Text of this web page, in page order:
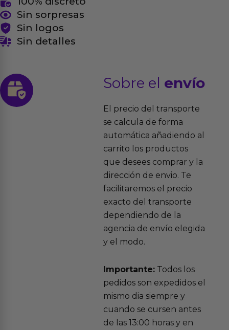
Sin sorpresas
Sin logos
Sin detalles
Sobre el envío
El precio del transporte
se calcula de forma
automática añadiendo al
carrito los productos
que desees comprar y la
dirección de envio. Te
facilitaremos el precio
exacto del transporte
dependiendo de la
agencia de envío elegida
y el modo.
Importante:Todos los
pedidos son expedidos el
mismo dia siempre y
cuando se cursen antes
de las 13:00 horas y en